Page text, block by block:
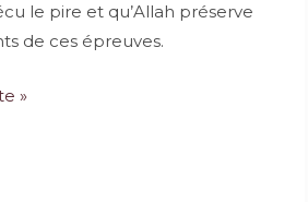
le pire et qu’Allah préserve
de ces épreuves.
»